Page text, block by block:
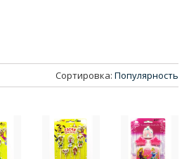
Сортировка: Популярность